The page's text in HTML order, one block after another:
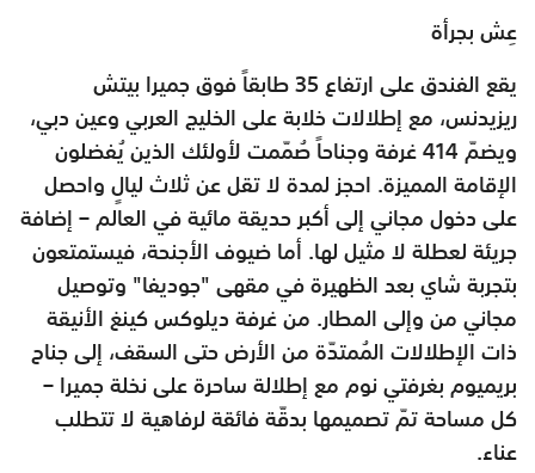
عِش بجرأة
يقع الفندق على ارتفاع 35 طابقاً فوق جميرا بيتش
ريزيدنس، مع إطلالات خلابة على الخليج العربي وعين دبي،
ويضمّ 414 غرفة وجناحاً صُمّمت لأولئك الذين يُفضلون
الإقامة المميزة. احجز لمدة لا تقل عن ثلاث ليالٍ واحصل
على دخول مجاني إلى أكبر حديقة مائية في العالم – إضافة
جريئة لعطلة لا مثيل لها. أما ضيوف الأجنحة، فيستمتعون
بتجربة شاي بعد الظهيرة في مقهى "جوديفا" وتوصيل
مجاني من وإلى المطار. من غرفة ديلوكس كينغ الأنيقة
ذات الإطلالات المُمتدّة من الأرض حتى السقف، إلى جناح
بريميوم بغرفتي نوم مع إطلالة ساحرة على نخلة جميرا –
كل مساحة تمّ تصميمها بدقّة فائقة لرفاهية لا تتطلب
عناء.